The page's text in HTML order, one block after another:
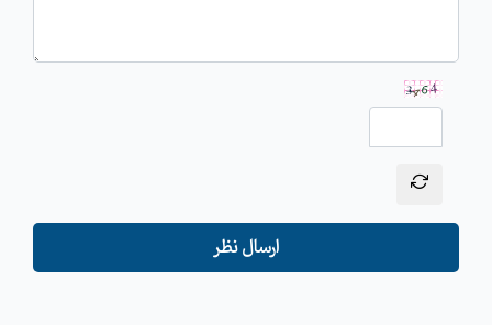
ارسال نظر